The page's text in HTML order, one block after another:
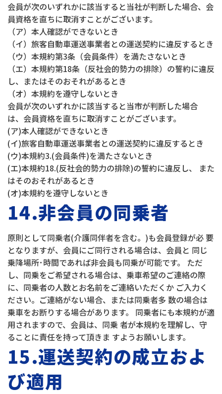
会員が次のいずれかに該当すると当社が判断した場合、会
員資格を直ちに取消すことがございます。
（ア）本人確認ができないとき
（イ）旅客自動車運送事業者との運送契約に違反するとき
（ウ）本規約第3条（会員条件）を満たさないとき
（エ）本規約第18条（反社会的勢力の排除）の誓約に違反
し、またはそのおそれがあるとき
（オ）本規約を遵守しないとき
会員が次のいずれかに該当すると当市が判断した場合
は、会員資格を直ちに取消すことがございます。
(ア)本人確認ができないとき
(イ)旅客自動車運送事業者との運送契約に違反するとき
(ウ)本規約3.(会員条件)を満たさないとき
(エ)本規約18.(反社会的勢力の排除)の誓約に違反し、 また
はそのおそれがあるとき
(オ)本規約を遵守しないとき
14.非会員の同乗者
原則として同乗者(介護同伴者を含む。)も会員登録が必 要
となりますが、会員にご同行される場合は、会員と 同じ
乗降場所･時間であれば非会員も同乗が可能です。 ただ
し、同乗をご希望される場合は、乗車希望のご連絡の際
に、同乗者の人数とお名前をご連絡いただくか ご入力く
ださい。ご連絡がない場合、または同乗者多 数の場合は
乗車をお断りする場合があります。 同乗者にも本規約が適
用されますので、会員は、同乗 者が本規約を理解し、守
ることに責任を持って頂きま すようお願いします。
15.運送契約の成立およ
び適用